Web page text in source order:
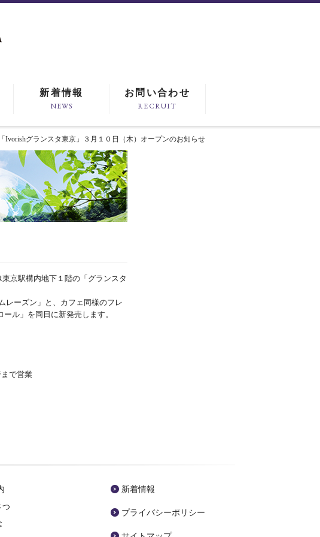
新着情報
NEWS
お問い合わせ
RECRUIT
Ivorishグランスタ東京」３月１０日（木）オープンのお知らせ
京駅構内地下１階の「グランスタ
レーズン」と、カフェ同様のフレ
ル」を同日に新発売します。
で営業
つ
新着情報
プライバシーポリシー